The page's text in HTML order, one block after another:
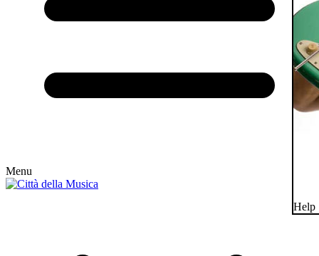
Menu
Help